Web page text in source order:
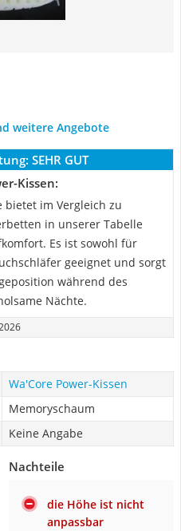
weitere Angebote
SEHR GUT
Kissen:
bietet im Vergleich zu
in unserer Tabelle
Es ist sowohl für
geeignet und sorgt
während des
Nächte.
Wa'Core Power-Kissen
Memoryschaum
Keine Angabe
Nachteile
die Höhe ist nicht
anpassbar